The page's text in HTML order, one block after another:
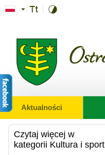
Przejdź do treści
Aktualności
Czytaj więcej w
kategorii Kultura i sport